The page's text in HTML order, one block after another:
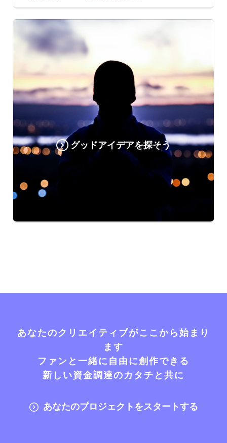
グッドアイデアを探そう
あなたのクリエイティブがここから始まり
ます
ファンと一緒に自由に創作できる
新しい資金調達のカタチと共に
あなたのプロジェクトをスタートする